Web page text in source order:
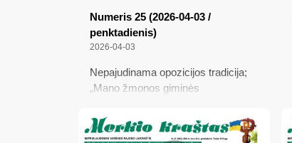
Numeris 25 (2026-04-03 /
penktadienis)
2026-04-03
Nepajudinama opozicijos tradicija;
„Mano žmonos giminės
žydus“; Pažadinta pilietinė
savigarba negali būti taip lengvai